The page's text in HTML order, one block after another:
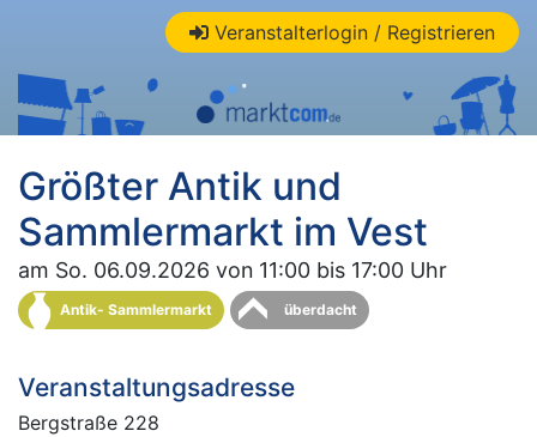
Veranstalterlogin / Registrieren
Größter Antik und
Sammlermarkt im Vest
am So. 06.09.2026 von 11:00 bis 17:00 Uhr
Antik- Sammlermarkt überdacht
Veranstaltungsadresse
Bergstraße 228